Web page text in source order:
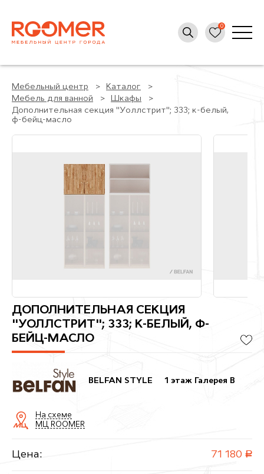
Мебельный центр
Каталог
Мебель для ванной
Шкафы
Дополнительная секция "Уоллстрит"; 333; к-белый,
ф-бейц-масло
ДОПОЛНИТЕЛЬНАЯ СЕКЦИЯ
"УОЛЛСТРИТ"; 333; К-БЕЛЫЙ, Ф-
БЕЙЦ-МАСЛО
BELFAN STYLE 1 этаж Галерея B
На схеме
МЦ ROOMER
Цена: 71 180 руб.